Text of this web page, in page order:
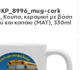
cork
κεραμική με βάση
και καπάκι (ΜΑΤ), 330ml